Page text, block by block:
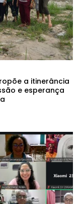
a itinerância
e esperança